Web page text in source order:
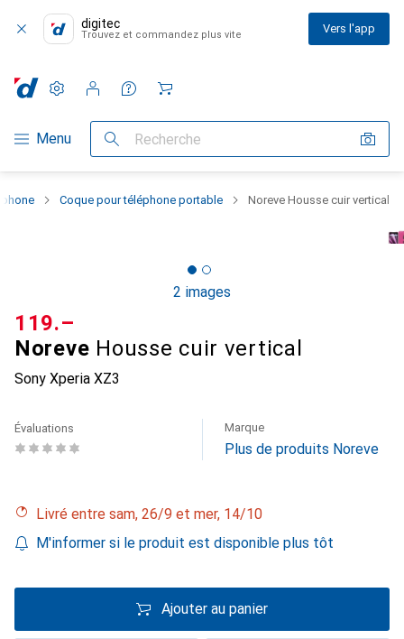
digitec
Trouvez et commandez plus vite Vers l'app
Navigation par catégorie
Menu Recherche
Paramètres
Compte client
Listes de comparaison
Listes d'envies
Panier
Coque pour téléphone portable Noreve Housse cuir vertical
2 images
Noreve Housse cuir vertical
Sony Xperia XZ3
CHF
119.–
Évaluations Marque
Plus de produits Noreve
Livré entre sam, 26/9 et mer, 14/10
M'informer si le produit est disponible plus tôt
Ajouter au panier